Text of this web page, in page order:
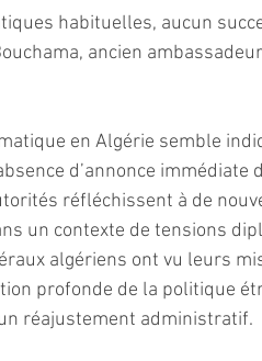
habituelles, aucun
ancien
en Algérie semble
d’annonce
réfléchissent à de
un contexte de tensions
algériens ont vu leurs
profonde de la politique
réajustement administratif.